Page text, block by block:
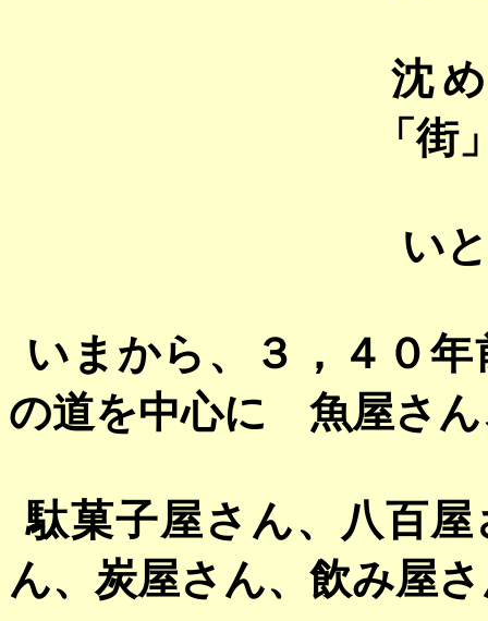
沈
「
い
いまから、３，４０
の道を中心に 魚屋さん
駄菓子屋さん、八百
ん、炭屋さん、飲み屋